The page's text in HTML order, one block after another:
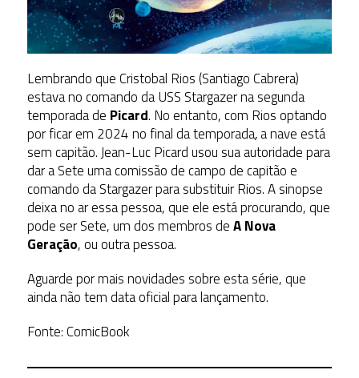
Lembrando que Cristobal Rios (Santiago Cabrera)
estava no comando da USS Stargazer na segunda
temporada de Picard. No entanto, com Rios optando
por ficar em 2024 no final da temporada,a nave está
sem capitão. Jean-Luc Picard usou sua autoridade para
dar a Sete uma comissão de campo de capitão e
comando da Stargazer para substituir Rios. A sinopse
deixa no ar essa pessoa, que ele está procurando, que
pode ser Sete, um dos membros deA Nova
Geração, ou outra pessoa.
Aguarde por mais novidades sobre esta série, que
ainda não tem data oficial para lançamento.
Fonte: ComicBook